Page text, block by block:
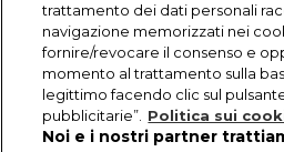
trattamento dei dati personali
navigazione memorizzati nei
fornire/revocare il consenso e
momento al trattamento sulla
legittimo facendo clic sul
pubblicitarie”. Politica sui
Noi e i nostri partner